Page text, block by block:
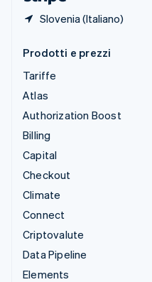
Slovenia (Italiano)
Prodotti e prezzi
Tariffe
Atlas
Authorization Boost
Billing
Capital
Checkout
Climate
Connect
Criptovalute
Data Pipeline
Elements